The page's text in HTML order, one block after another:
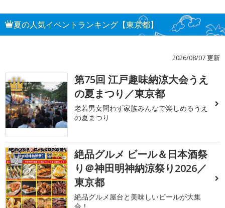
夏の人気イベントランキング【東京都】
2026/08/07 更新
1
第75回 江戸趣味納涼大会うえ
の夏まつり／東京都
老若男女問わず家族みんなで楽しめるうえ
の夏まつり
2
絶品グルメ ビール＆日本酒祭
り＠神田明神納涼祭り2026／
東京都
絶品グルメ屋台と美味しいビールが大集